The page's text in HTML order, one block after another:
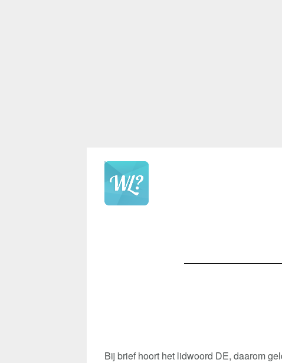
Bij brief hoort het lidwoord DE, daarom